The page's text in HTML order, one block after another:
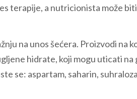
terapije, a nutricionista može
na unos šećera. Proizvodi na
hidrate, koji mogu uticati na
se: aspartam, saharin,